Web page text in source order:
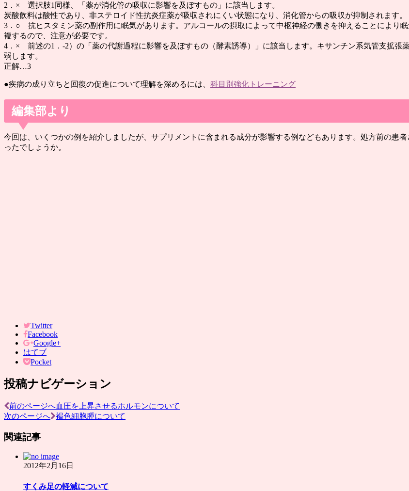
2．× 選択肢1同様、「薬が消化管の吸収に影響を及ぼすもの」に該当します。
炭酸飲料は酸性であり、非ステロイド性抗炎症薬が吸収されにくい状態になり、消化管からの吸収が抑制されます。
3．○ 抗ヒスタミン薬の副作用に眠気があります。アルコールの摂取によって中枢神経の働きを抑えることにより
複するので、注意が必要です。
4．× 前述の1．-2）の「薬の代謝過程に影響を及ぼすもの（酵素誘導）」に該当します。キサンチン系気管支拡張
弱します。
正解…3
●疾病の成り立ちと回復の促進について理解を深めるには、 科目別強化トレーニング
編集部より
今回は、いくつかの例を紹介しましたが、サプリメントに含まれる成分が影響する例などもあります。処方前の患
ったでしょうか。
Twitter
Facebook
Google+
はてブ
Pocket
投稿ナビゲーション
前のページへ血圧を上昇させるホルモンについて
次のページへ
褐色細胞腫について
関連記事
2012年2月16日
すくみ足の軽減について